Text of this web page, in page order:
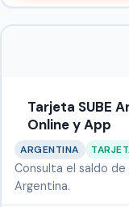
Tarjeta SUBE
Online y App
ARGENTINA
Consulta el saldo
Argentina.